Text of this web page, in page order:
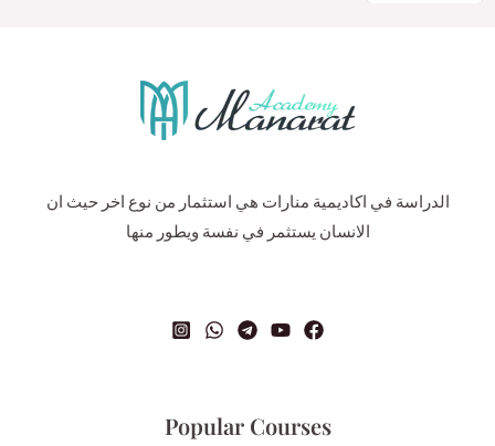
الدراسة في اكاديمية منارات هي استثمار من نوع اخر حيث ان
الانسان يستثمر في نفسة ويطور منها
Popular Courses